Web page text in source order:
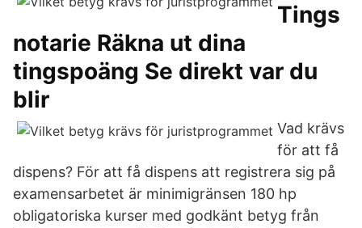
Tings
notarie Räkna ut dina
tingspoäng Se direkt var du
blir
Vad krävs
för att få
dispens? För att få dispens att registrera sig på
examensarbetet är minimigränsen 180 hp
obligatoriska kurser med godkänt betyg från